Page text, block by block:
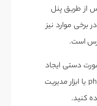
از طریق پنل
موارد نیز
است.
دستی ایجاد
کنید، می‌توانید از phpMyAdmin یا ابزار مدیریت
کنید.